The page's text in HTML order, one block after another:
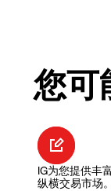
您
IG为您提供丰
纵横交易市场。